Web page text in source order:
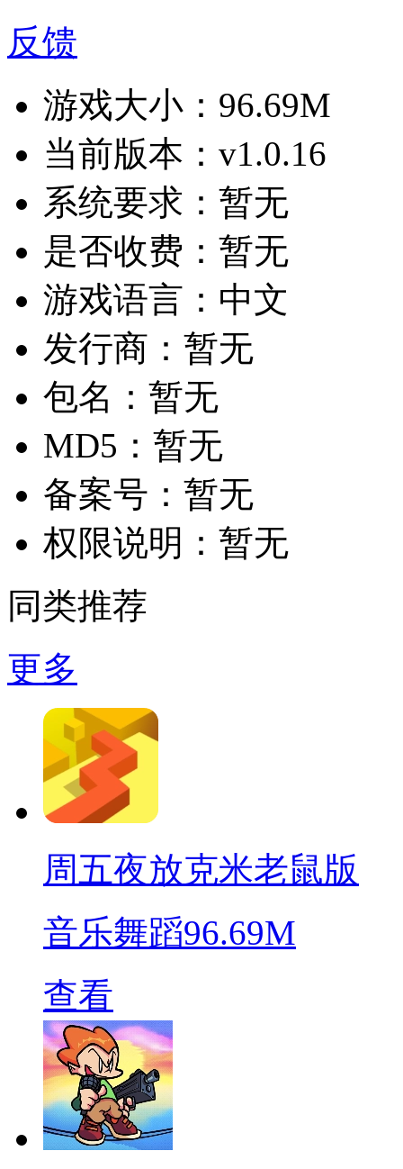
反馈
游戏大小： 96.69M
当前版本： v1.0.16
系统要求： 暂无
是否收费： 暂无
游戏语言： 中文
发行商： 暂无
包名： 暂无
MD5： 暂无
备案号： 暂无
权限说明： 暂无
同类推荐
更多
周五夜放克米老鼠版
音乐舞蹈96.69M
查看